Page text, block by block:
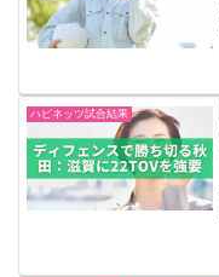
ハピネッツ試合結果